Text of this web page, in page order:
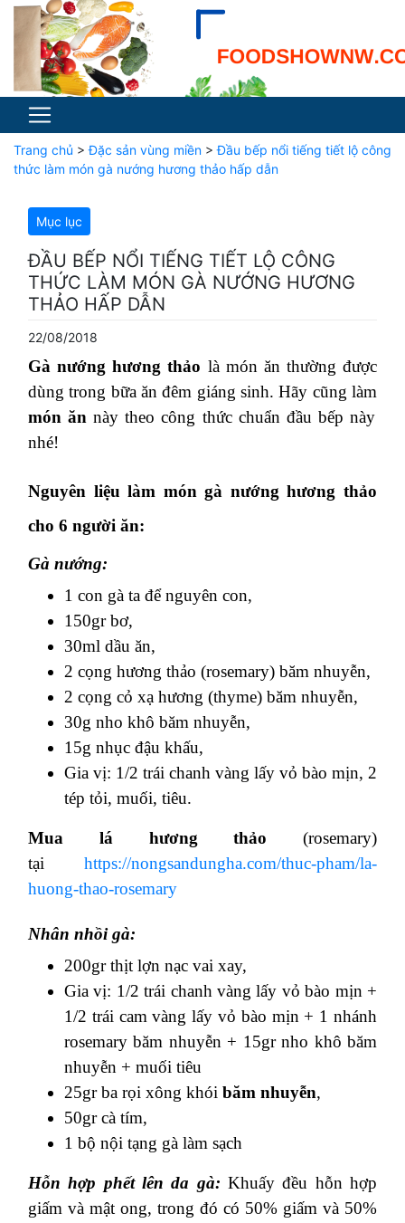
Trang chủ >Đặc sản vùng miền >Đầu bếp nổi tiếng tiết lộ công
thức làm món gà nướng hương thảo hấp dẫn
Mục lục
ĐẦU BẾP NỔI TIẾNG TIẾT LỘ CÔNG
THỨC LÀM MÓN GÀ NƯỚNG HƯƠNG
THẢO HẤP DẪN
22/08/2018
Gà nướng hương thảo là món ăn thường được
dùng trong bữa ăn đêm giáng sinh. Hãy cũng làm
món ăn này theo công thức chuẩn đầu bếp này
nhé!
Nguyên liệu làm món gà nướng hương thảo
cho 6 người ăn:
Gà nướng:
1 con gà ta để nguyên con,
150gr bơ,
30ml dầu ăn,
2 cọng hương thảo (rosemary) băm nhuyễn,
2 cọng cỏ xạ hương (thyme) băm nhuyễn,
30g nho khô băm nhuyễn,
15g nhục đậu khấu,
Gia vị: 1/2 trái chanh vàng lấy vỏ bào mịn, 2
tép tỏi, muối, tiêu.
Mua lá hương thảo (rosemary)
tại https://nongsandungha.com/thuc-pham/la-
huong-thao-rosemary
Nhân nhồi gà:
200gr thịt lợn nạc vai xay,
Gia vị: 1/2 trái chanh vàng lấy vỏ bào mịn +
1/2 trái cam vàng lấy vỏ bào mịn + 1 nhánh
rosemary băm nhuyễn + 15gr nho khô băm
nhuyễn + muối tiêu
25gr ba rọi xông khói băm nhuyễn,
50gr cà tím,
1 bộ nội tạng gà làm sạch
Hỗn hợp phết lên da gà: Khuấy đều hỗn hợp
giấm và mật ong, trong đó có 50% giấm và 50%